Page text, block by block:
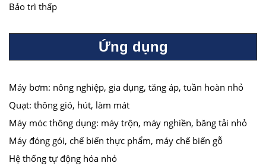
Bảo trì thấp
Ứng dụng
Máy bơm: nông nghiệp, gia dụng, tăng áp, tuần hoàn nhỏ
Quạt: thông gió, hút, làm mát
Máy móc thông dụng: máy trộn, máy nghiền, băng tải nhỏ
Máy đóng gói, chế biến thực phẩm, máy chế biến gỗ
Hệ thống tự động hóa nhỏ